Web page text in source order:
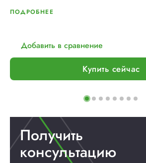
ПОДРОБНЕЕ
Добавить в сравнение
Купить сейчас
Получить
консультацию